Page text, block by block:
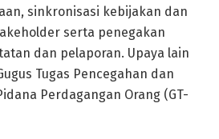
sinkronisasi kebijakan dan
serta penegakan
dan pelaporan. Upaya lain
Tugas Pencegahan dan
Perdagangan Orang (GT-